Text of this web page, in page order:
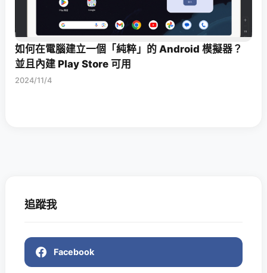
如何在電腦建立一個「純粹」的 Android 模擬器？
並且內建 Play Store 可用
2024/11/4
追蹤我
Facebook